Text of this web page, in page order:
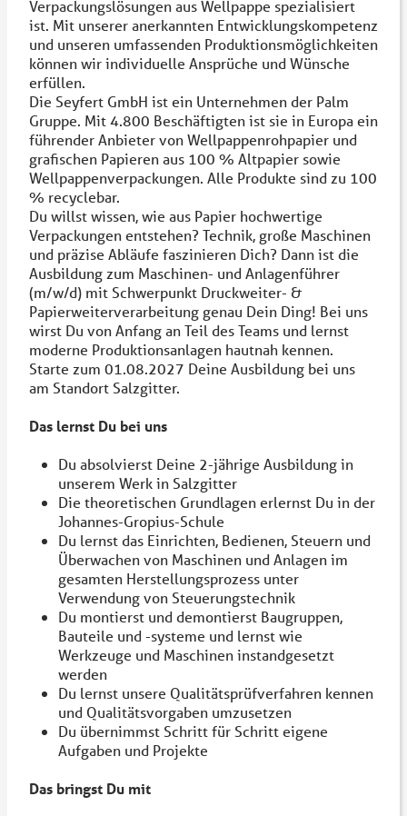
Verpackungslösungen aus Wellpappe spezialisiert
ist. Mit unserer anerkannten Entwicklungskompetenz
und unseren umfassenden Produktionsmöglichkeiten
können wir individuelle Ansprüche und Wünsche
erfüllen.
Die Seyfert GmbH ist ein Unternehmen der Palm
Gruppe. Mit 4.800 Beschäftigten ist sie in Europa ein
führender Anbieter von Wellpappenrohpapier und
grafischen Papieren aus 100 % Altpapier sowie
Wellpappenverpackungen. Alle Produkte sind zu 100
% recyclebar.
Du willst wissen, wie aus Papier hochwertige
Verpackungen entstehen? Technik, große Maschinen
und präzise Abläufe faszinieren Dich? Dann ist die
Ausbildung zum Maschinen- und Anlagenführer
(m/w/d) mit Schwerpunkt Druckweiter- &
Papierweiterverarbeitung genau Dein Ding! Bei uns
wirst Du von Anfang an Teil des Teams und lernst
moderne Produktionsanlagen hautnah kennen.
Starte zum 01.08.2027 Deine Ausbildung bei uns
am Standort Salzgitter.
Das lernst Du bei uns
Du absolvierst Deine 2-jährige Ausbildung in
unserem Werk in Salzgitter
Die theoretischen Grundlagen erlernst Du in der
Johannes-Gropius-Schule
Du lernst das Einrichten, Bedienen, Steuern und
Überwachen von Maschinen und Anlagen im
gesamten Herstellungsprozess unter
Verwendung von Steuerungstechnik
Du montierst und demontierst Baugruppen,
Bauteile und -systeme und lernst wie
Werkzeuge und Maschinen instandgesetzt
werden
Du lernst unsere Qualitätsprüfverfahren kennen
und Qualitätsvorgaben umzusetzen
Du übernimmst Schritt für Schritt eigene
Aufgaben und Projekte
Das bringst Du mit